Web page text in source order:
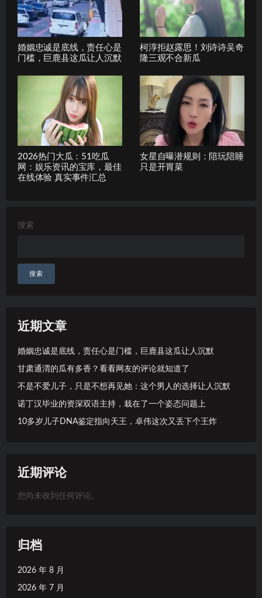
婚姻忠诚是底线，责任心是
门槛，巨鹿县这瓜让人沉默
柯淳拒赵露思！刘诗诗吴奇
隆三观不合新瓜
2026热门大瓜：51吃瓜
网：娱乐资讯的宝库，最佳
在线体验 真实事件汇总
女星自曝潜规则：陪玩陪睡
只是开胃菜
搜索
搜索
近期文章
婚姻忠诚是底线，责任心是门槛，巨鹿县这瓜让人沉默
甘肃通渭的瓜有多香？看看网友的评论就知道了
不是不爱儿子，只是不想再见她：这个男人的选择让人沉默
诺丁汉毕业的资深双语主持，栽在了一个姿态问题上
10多岁儿子DNA鉴定指向天王，卓伟这次又丢下个王炸
近期评论
您尚未收到任何评论。
归档
2026 年 8 月
2026 年 7 月